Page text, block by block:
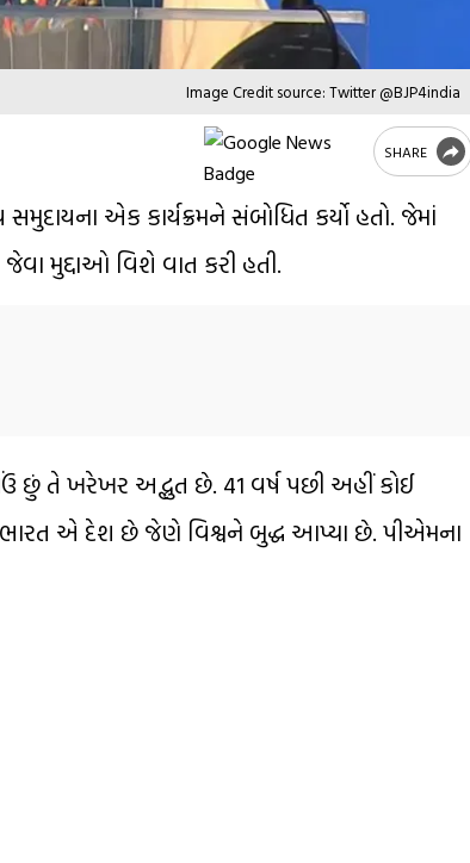
Image Credit source: Twitter @BJP4india
SHARE
એક કાર્યક્રમને સંબોધિત કર્યો હતો. જેમાં
મુદ્દાઓ વિશે વાત કરી હતી.
છું તે ખરેખર અદ્ભુત છે. 41 વર્ષ પછી અહીં કોઈ
ભારત એ દેશ છે જેણે વિશ્વને બુદ્ધ આપ્યા છે. પીએમના